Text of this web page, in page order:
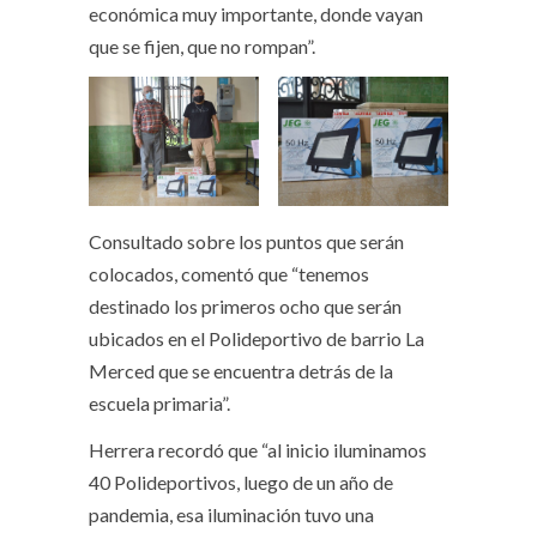
económica muy importante, donde vayan
que se fijen, que no rompan”.
Consultado sobre los puntos que serán
colocados, comentó que “tenemos
destinado los primeros ocho que serán
ubicados en el Polideportivo de barrio La
Merced que se encuentra detrás de la
escuela primaria”.
Herrera recordó que “al inicio iluminamos
40 Polideportivos, luego de un año de
pandemia, esa iluminación tuvo una